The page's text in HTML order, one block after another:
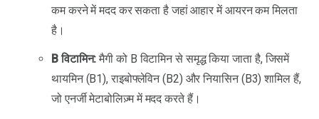
कम करने में मदद कर सकता है जहां आहार में आयरन कम मिलता
है।
B विटामिन: मैगी को B विटामिन से समृद्ध किया जाता है, जिसमें
थायमिन (B1), राइबोफ्लेविन (B2) और नियासिन (B3) शामिल हैं,
जो एनर्जी मेटाबोलिज़्म में मदद करते हैं।